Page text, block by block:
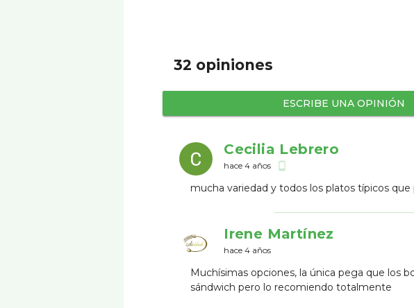
32 opiniones
ESCRIBE UNA OPINIÓN
Cecilia Lebrero
hace 4 años phone_android
mucha variedad y todos los platos típicos
Irene Martínez
hace 4 años
Muchísimas opciones, la única pega que los
sándwich pero lo recomiendo totalmente